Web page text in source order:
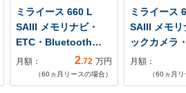
ミライース 660 L
SAIII メモリナビ・
ETC・Bluetooth…
月額： 2.72 万円
（60ヵ月リースの場合）
ミライース
SAIII メモリ
ックカメラ
月額：
（60ヵ月リ